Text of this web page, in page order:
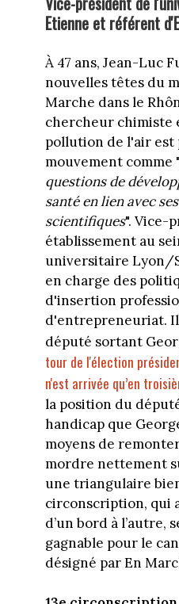
Etienne et référent
À 47 ans, Jean-Luc
nouvelles têtes du
Marche dans le
chercheur chimiste
pollution de l'air est
mouvement comme "
questions de
santé en lien avec
scientifiques". Vice-
établissement au
universitaire Lyon/
en charge des
d'insertion
d'entrepreneuriat. Il
député sortant
tour de l'élection
n'est arrivée qu’en
la position du
handicap que
moyens de
mordre nettement
une triangulaire
circonscription, qui
d’un bord à l’autre,
gagnable pour le
désigné par En